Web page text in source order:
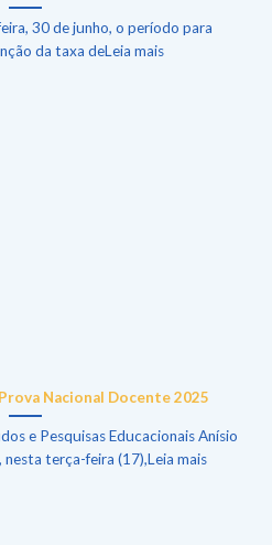
30 de junho, o período para
da taxa deLeia mais
Nacional Docente 2025
e Pesquisas Educacionais Anísio
terça-feira (17),Leia mais